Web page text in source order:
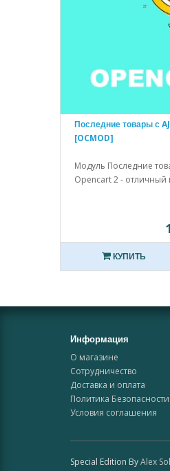
Последние товары с
[OCMOD]
Модуль Последние
Opencart 2 - отличный
КУПИТЬ
Информация
О магазине
Сотрудничество
Доставка и оплата
Политика Безопасности
Условия соглашения
Special Edition ByAlex